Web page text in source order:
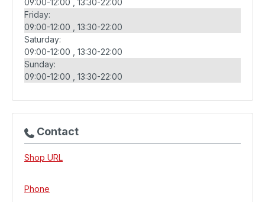
09:00-12:00
13:30-22:00
Friday:
09:00-12:00
13:30-22:00
Saturday:
09:00-12:00
13:30-22:00
Sunday:
09:00-12:00
13:30-22:00
Contact
Shop URL
Phone